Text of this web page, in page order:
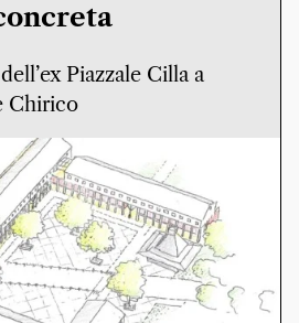
Piazzale Cilla a
Chirico